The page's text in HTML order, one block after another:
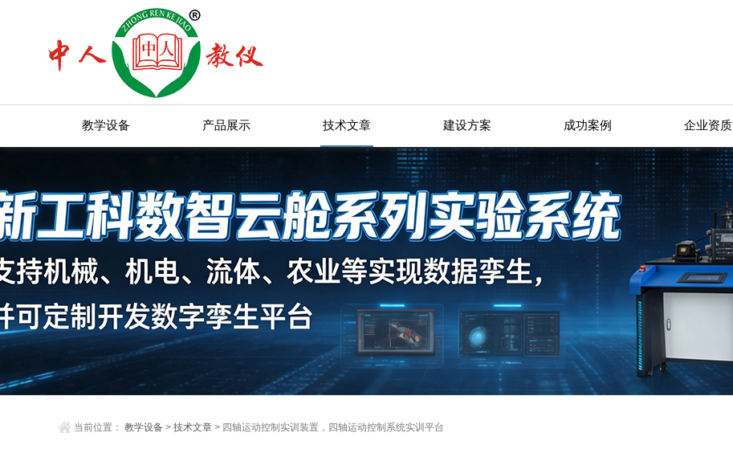
教学设备 产品展示 技术文章 建设方案 成功案例 企业资质
当前位置：教学设备 >技术文章 > 四轴运动控制实训装置，四轴运动控制系统实训平台